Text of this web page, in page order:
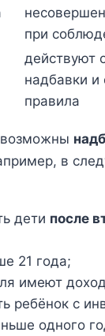
при
действуют
надбавки и
правила
в
дети после
21 года;
имеют
ребёнок с
одного